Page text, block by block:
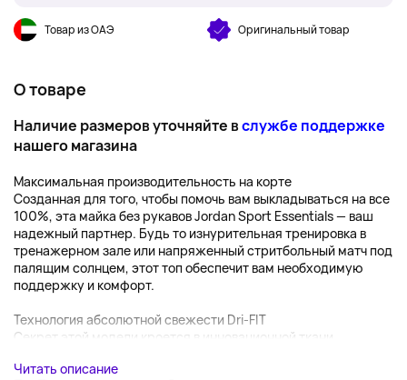
Товар из ОАЭ Оригинальный товар
О товаре
Наличие размеров уточняйте вслужбе поддержке
нашего магазина
Максимальная производительность на корте
Созданная для того, чтобы помочь вам выкладываться на все
100%, эта майка без рукавов Jordan Sport Essentials — ваш
надежный партнер. Будь то изнурительная тренировка в
тренажерном зале или напряженный стритбольный матч под
палящим солнцем, этот топ обеспечит вам необходимую
поддержку и комфорт.
Технология абсолютной свежести Dri-FIT
Секрет этой модели кроется в инновационной ткани...
Читать описание